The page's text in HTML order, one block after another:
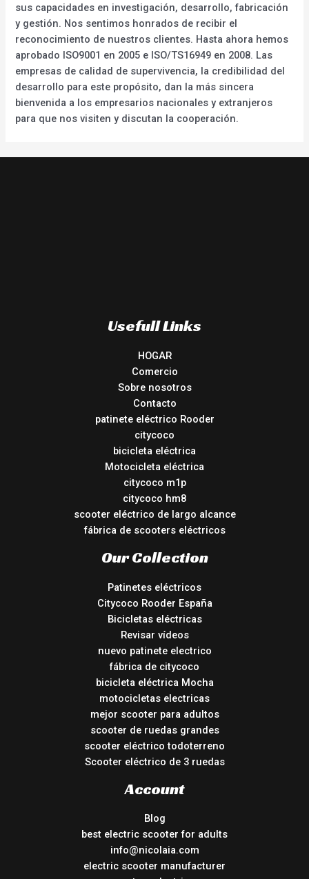
sus capacidades en investigación, desarrollo, fabricación
y gestión. Nos sentimos honrados de recibir el
reconocimiento de nuestros clientes. Hasta ahora hemos
aprobado ISO9001 en 2005 e ISO/TS16949 en 2008. Las
empresas de calidad de supervivencia, la credibilidad del
desarrollo para este propósito, dan la más sincera
bienvenida a los empresarios nacionales y extranjeros
para que nos visiten y discutan la cooperación.
Usefull Links
HOGAR
Comercio
Sobre nosotros
Contacto
patinete eléctrico Rooder
citycoco
bicicleta eléctrica
Motocicleta eléctrica
citycoco m1p
citycoco hm8
scooter eléctrico de largo alcance
fábrica de scooters eléctricos
Our Collection
Patinetes eléctricos
Citycoco Rooder España
Bicicletas eléctricas
Revisar vídeos
nuevo patinete electrico
fábrica de citycoco
bicicleta eléctrica Mocha
motocicletas electricas
mejor scooter para adultos
scooter de ruedas grandes
scooter eléctrico todoterreno
Scooter eléctrico de 3 ruedas
Account
Blog
best electric scooter for adults
info@nicolaia.com
electric scooter manufacturer